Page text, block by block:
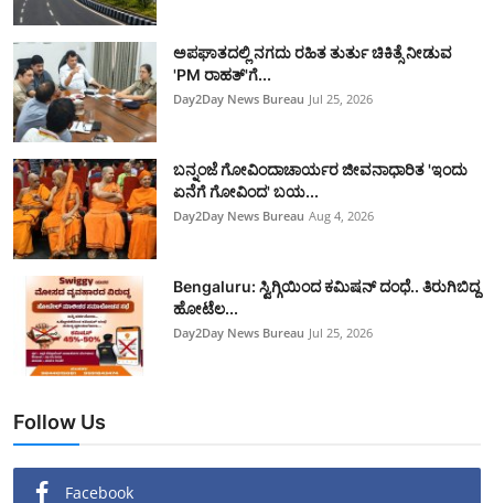
ಅಪಘಾತದಲ್ಲಿ ನಗದು ರಹಿತ ತುರ್ತು ಚಿಕಿತ್ಸೆ ನೀಡುವ
'PM ರಾಹತ್'ಗೆ...
Day2Day News Bureau Jul 25, 2026
ಬನ್ನಂಜೆ ಗೋವಿಂದಾಚಾರ್ಯರ ಜೀವನಾಧಾರಿತ 'ಇಂದು
ಏನೆಗೆ ಗೋವಿಂದ' ಬಯ...
Day2Day News Bureau Aug 4, 2026
Bengaluru: ಸ್ವಿಗ್ಗಿಯಿಂದ ಕಮಿಷನ್ ದಂಧೆ.. ತಿರುಗಿಬಿದ್ದ
ಹೋಟೆಲ...
Day2Day News Bureau Jul 25, 2026
Follow Us
Facebook